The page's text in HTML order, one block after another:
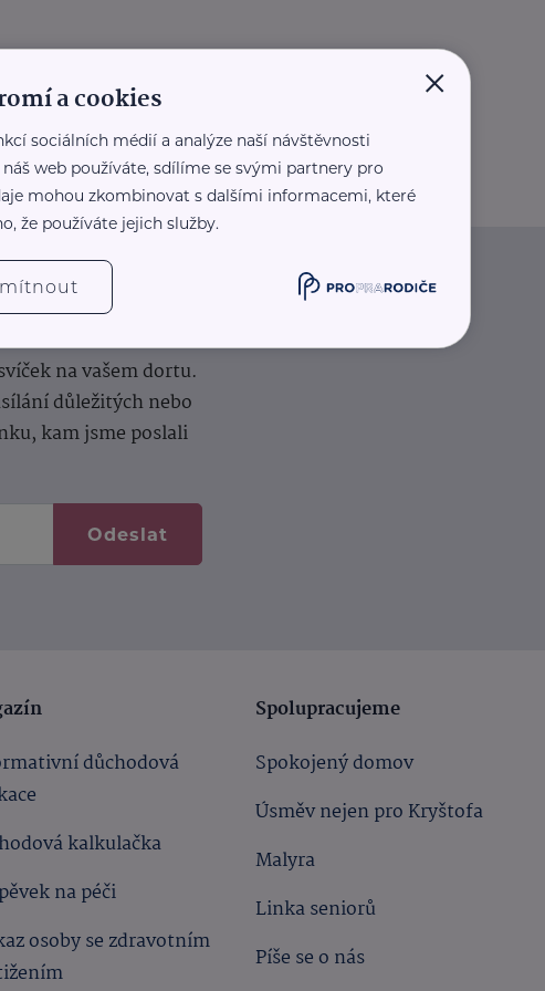
na vašem dortu.
důležitých nebo
kam jsme poslali
Odeslat
důchodová
kalkulačka
na péči
osoby se zdravotním
Spolupracujeme
Spokojený domov
Úsměv nejen pro Kryštofa
Malyra
Linka seniorů
Píše se o nás
×
a cookies
sociálních médií a analýze naší návštěvnosti
web používáte, sdílíme se svými partnery pro
mohou zkombinovat s dalšími informacemi, které
že používáte jejich služby.